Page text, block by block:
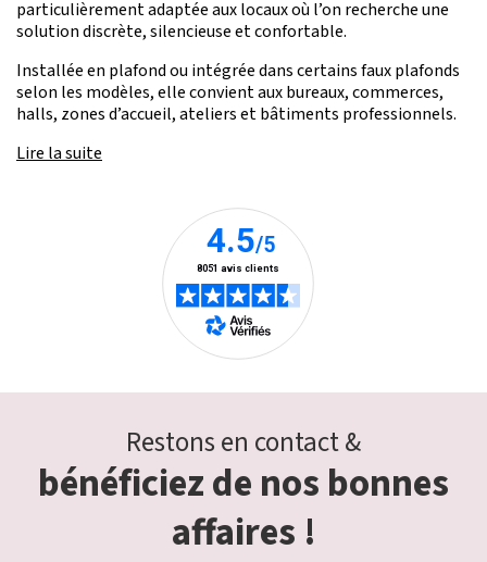
particulièrement adaptée aux locaux où l’on recherche une
solution discrète, silencieuse et confortable.
Installée en plafond ou intégrée dans certains faux plafonds
selon les modèles, elle convient aux bureaux, commerces,
halls, zones d’accueil, ateliers et bâtiments professionnels.
Lire la suite
Restons en contact &
bénéficiez de nos bonnes
affaires !